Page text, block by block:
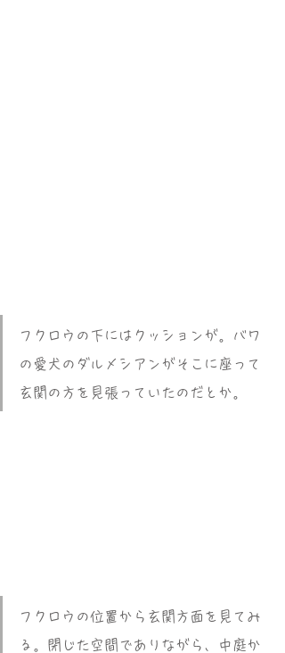
フクロウの下にはクッションが。バワ
の愛犬のダルメシアンがそこに座って
玄関の方を見張っていたのだとか。
フクロウの位置から玄関方面を見てみ
る。閉じた空間でありながら、中庭か